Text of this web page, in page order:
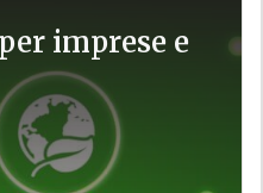
imprese e